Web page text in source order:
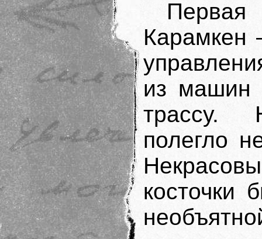
Карамкен
из машин
трассу.
полегло
косточки